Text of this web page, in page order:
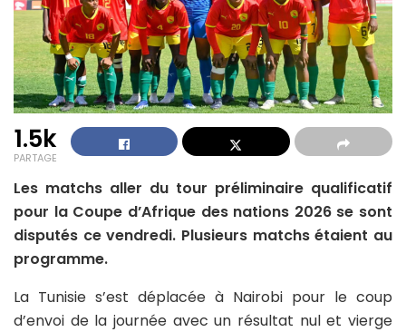
1.5k
PARTAGE
Les matchs aller du tour préliminaire qualificatif
pour la Coupe d’Afrique des nations 2026 se sont
disputés ce vendredi. Plusieurs matchs étaient au
programme.
La Tunisie s’est déplacée à Nairobi pour le coup
d’envoi de la journée avec un résultat nul et vierge